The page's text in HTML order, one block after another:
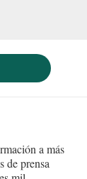
a más
de prensa